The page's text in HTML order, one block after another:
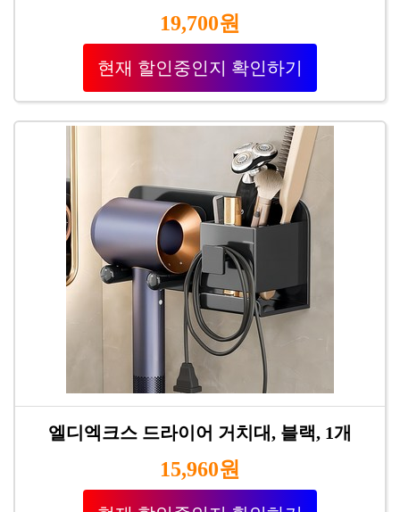
19,700원
현재 할인중인지 확인하기
엘디엑크스 드라이어 거치대, 블랙, 1개
15,960원